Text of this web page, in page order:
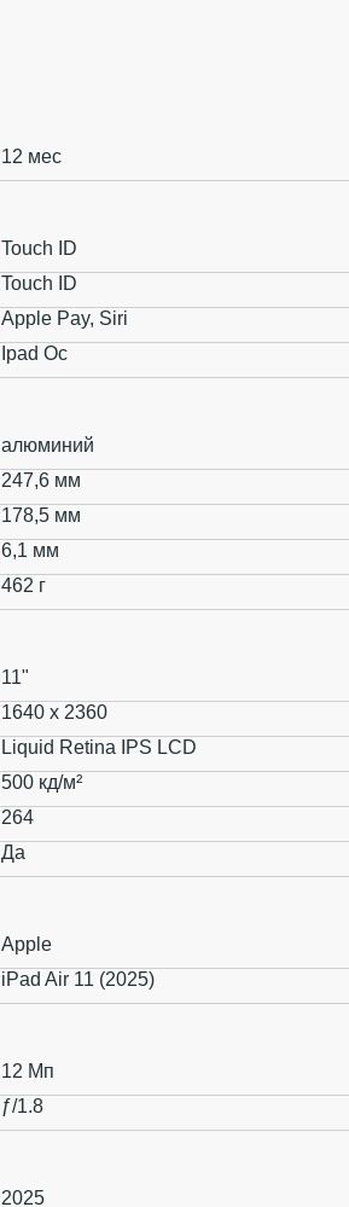
12 мес
Touch ID
Touch ID
Apple Pay, Siri
Ipad Oc
алюминий
247,6 мм
178,5 мм
6,1 мм
462 г
11"
1640 x 2360
Liquid Retina IPS LCD
500 кд/м²
264
Да
Apple
iPad Air 11 (2025)
12 Мп
ƒ/1.8
2025